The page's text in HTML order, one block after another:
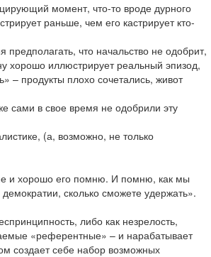
момент, что-то вроде дурного
раньше, чем его кастрирует кто-
что начальство не одобрит,
хорошо иллюстрирует реальный эпизод,
– продукты плохо сочетались, живот
сами в свое время не одобрили эту
(а, возможно, не только
и хорошо его помню. И помню, как мы
сколько сможете удержать».
либо как незрелость,
«референтные» – и нарабатывает
создает себе набор возможных